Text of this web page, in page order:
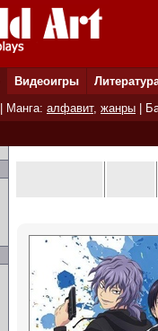
Видеоигры
| Манга: алфавит, жанры